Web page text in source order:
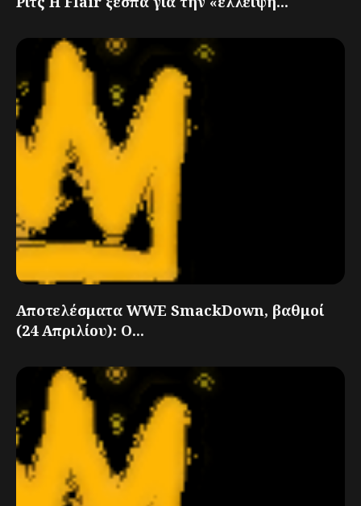
Αποτελέσματα WWE SmackDown, βαθμοί
(24 Απριλίου): Ο...